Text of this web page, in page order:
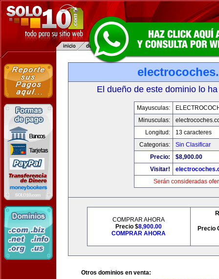
El dueño de este dominio lo
Mayusculas:
Minusculas:
Longitud:
13 caracteres
Categorias:
Sin Clasificar
Precio:
$8,900.00
Visitar!
Serán consideradas
COMPRAR AHORA
Precio $8,900.00
COMPRAR AHORA
Precio
Otros dominios en venta: